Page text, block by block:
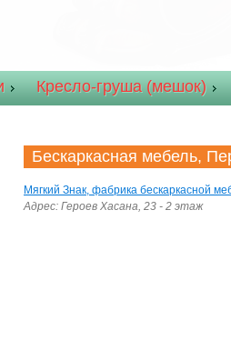
Кресло-груша (мешок)
Бескаркасная мебель,
Мягкий Знак, фабрика бескаркасной
Адрес: Героев Хасана, 23 - 2 этаж